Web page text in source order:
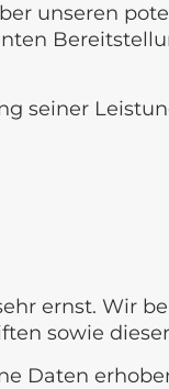
unseren
seiner
ernst. Wir
sowie
Daten